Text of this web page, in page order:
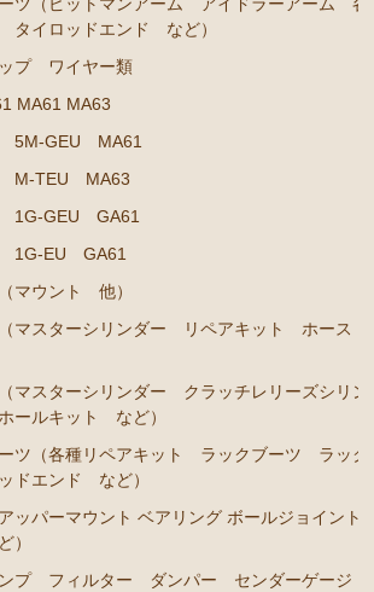
UZZ30 UZZ31 UZZ32
）
M-EU
チェイサーGX50 51 GX60 61 MX51 6
1G-GEU
M-TEU
5M-EU
18R-GEU
（マウント 他）
（マスターシリンダー リペアキッ
ツ（ピットマンアーム アイドラーアーム 各
タイロッドエンド など）
プ ワイヤー類
MA61 MA63
5M-GEU MA61
M-TEU MA63
1G-GEU GA61
1G-EU GA61
マウント 他）
（マスターシリンダー リペアキット ホース
マスターシリンダー クラッチレリーズシリン
ールキット など）
ツ（各種リペアキット ラックブーツ ラック
ドエンド など）
ッパーマウント ベアリング ボールジョイント
）
ンプ フィルター ダンパー センダーゲージ